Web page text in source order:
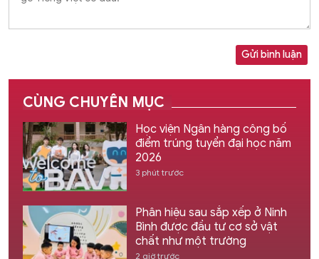
Gửi bình luận
CÙNG CHUYÊN MỤC
Học viện Ngân hàng công bố
điểm trúng tuyển đại học năm
2026
3 phút trước
Phân hiệu sau sắp xếp ở Ninh
Bình được đầu tư cơ sở vật
chất như một trường
2 giờ trước